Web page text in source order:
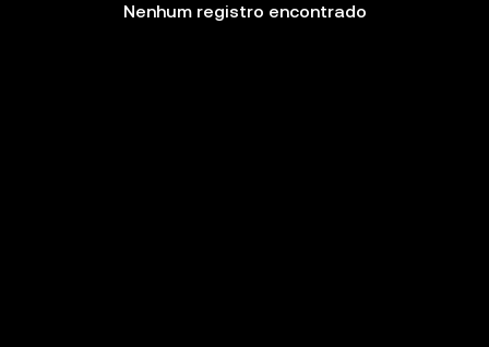
Nenhum registro encontrado